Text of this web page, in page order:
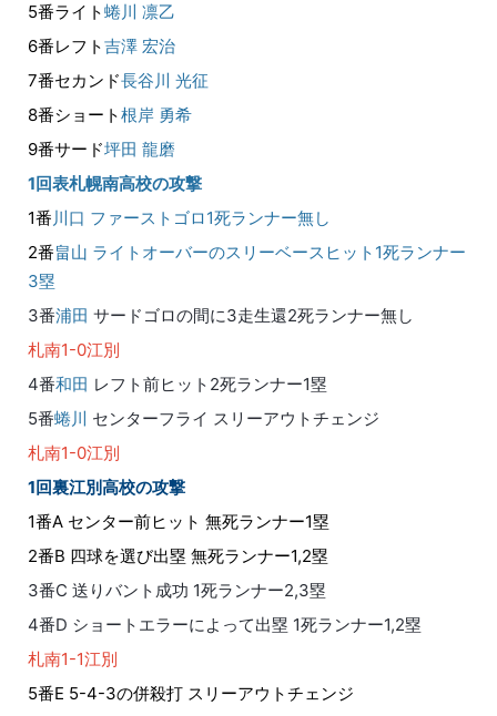
5番ライト蜷川 凛乙
6番レフト吉澤 宏治
7番セカンド長谷川 光征
8番ショート根岸 勇希
9番サード坪田 龍磨
1回表札幌南高校の攻撃
1番川口 ファーストゴロ1死ランナー無し
2番畠山 ライトオーバーのスリーベースヒット1死ランナー
3塁
3番浦田 サードゴロの間に3走生還2死ランナー無し
札南1-0江別
4番和田 レフト前ヒット2死ランナー1塁
5番蜷川 センターフライ スリーアウトチェンジ
札南1-0江別
1回裏江別高校の攻撃
1番A センター前ヒット 無死ランナー1塁
2番B 四球を選び出塁 無死ランナー1,2塁
3番C 送りバント成功 1死ランナー2,3塁
4番D ショートエラーによって出塁 1死ランナー1,2塁
札南1-1江別
5番E 5-4-3の併殺打 スリーアウトチェンジ